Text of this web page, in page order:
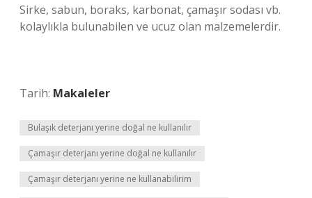
Sirke, sabun, boraks, karbonat, çamaşır sodası vb.
kolaylıkla bulunabilen ve ucuz olan malzemelerdir.
Tarih: Makaleler
Bulaşık deterjanı yerine doğal ne kullanılır
Çamaşır deterjanı yerine doğal ne kullanılır
Çamaşır deterjanı yerine ne kullanabilirim